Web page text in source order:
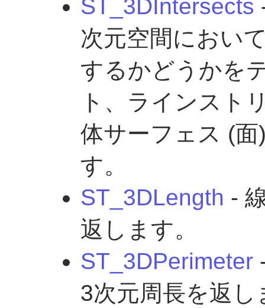
ST_3DIntersects
次元空間におい
するかどうかを
ト、ラインスト
体サーフェス (
す。
ST_3DLength -
返します。
ST_3DPerimeter
3次元周長を返し